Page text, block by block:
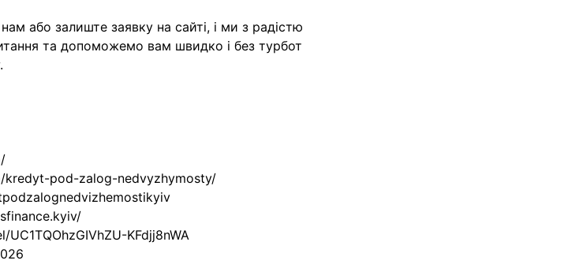
або залиште заявку на сайті, і ми з радістю
та допоможемо вам швидко і без турбот
kredyt-pod-zalog-nedvyzhymosty/
KFdjj8nWA